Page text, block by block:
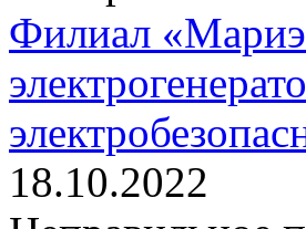
Филиал
18.10.2022